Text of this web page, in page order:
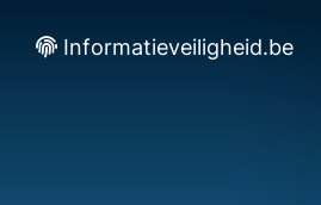
Informatieveiligheid.be